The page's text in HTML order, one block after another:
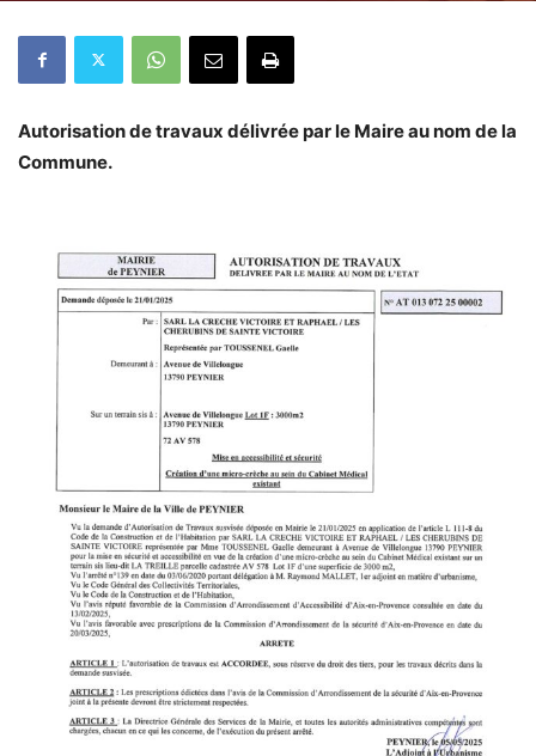
Autorisation de travaux délivrée par le Maire au nom de la
Commune.